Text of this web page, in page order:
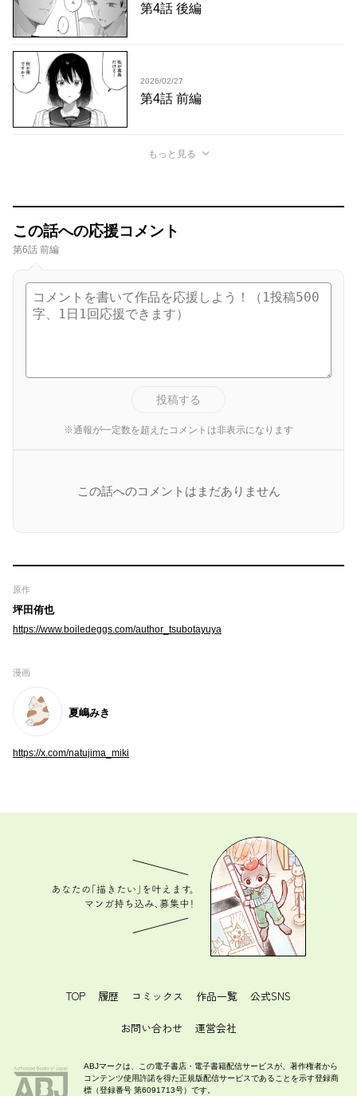
第4話 後編
2026/02/27
第4話 前編
もっと見る
この話への応援コメント
第6話 前編
投稿する
※通報が一定数を超えたコメントは非表示になります
この話へのコメントはまだありません
原作
坪田侑也
https://www.boiledeggs.com/author_tsubotayuya
漫画
夏嶋みき
https://x.com/natujima_miki
TOP 履歴 コミックス 作品一覧 公式SNS
お問い合わせ 運営会社
ABJマークは、この電子書店・電子書籍配信サービスが、著作権者から
コンテンツ使用許諾を得た正規版配信サービスであることを示す登録商
標（登録番号 第6091713号）です。
あなたの「描きたい」を叶えます。 マンガ持ち込
み、募集中！